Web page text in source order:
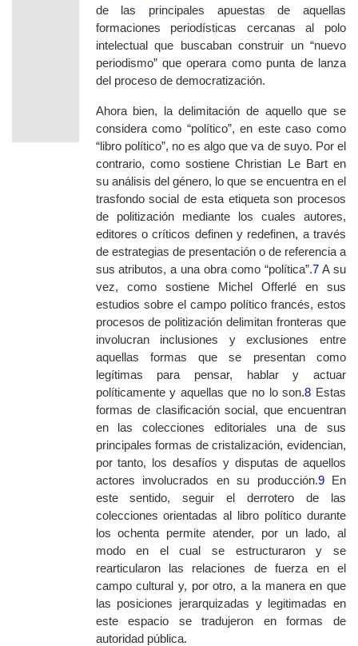
de las principales apuestas de aquellas
formaciones periodísticas cercanas al polo
intelectual que buscaban construir un “nuevo
periodismo” que operara como punta de lanza
del proceso de democratización.
Ahora bien, la delimitación de aquello que se
considera como “político”, en este caso como
“libro político”, no es algo que va de suyo. Por el
contrario, como sostiene Christian Le Bart en
su análisis del género, lo que se encuentra en el
trasfondo social de esta etiqueta son procesos
de politización mediante los cuales autores,
editores o críticos definen y redefinen, a través
de estrategias de presentación o de referencia a
sus atributos, a una obra como “política”.7 A su
vez, como sostiene Michel Offerlé en sus
estudios sobre el campo político francés, estos
procesos de politización delimitan fronteras que
involucran inclusiones y exclusiones entre
aquellas formas que se presentan como
legítimas para pensar, hablar y actuar
políticamente y aquellas que no lo son.8 Estas
formas de clasificación social, que encuentran
en las colecciones editoriales una de sus
principales formas de cristalización, evidencian,
por tanto, los desafíos y disputas de aquellos
actores involucrados en su producción.9En
este sentido, seguir el derrotero de las
colecciones orientadas al libro político durante
los ochenta permite atender, por un lado, al
modo en el cual se estructuraron y se
rearticularon las relaciones de fuerza en el
campo cultural y, por otro, a la manera en que
las posiciones jerarquizadas y legitimadas en
este espacio se tradujeron en formas de
autoridad pública.